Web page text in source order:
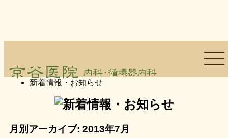
トップページ
新着情報・お知らせ
月別アーカイブ: 2013年7月